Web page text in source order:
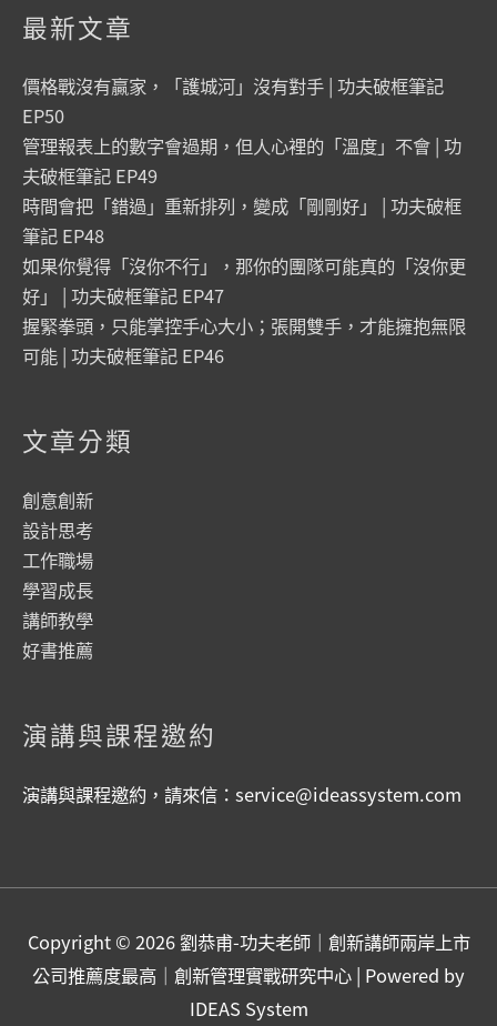
最新文章
價格戰沒有贏家，「護城河」沒有對手 | 功夫破框筆記
EP50
管理報表上的數字會過期，但人心裡的「溫度」不會 | 功
夫破框筆記 EP49
時間會把「錯過」重新排列，變成「剛剛好」 | 功夫破框
筆記 EP48
如果你覺得「沒你不行」，那你的團隊可能真的「沒你更
好」 | 功夫破框筆記 EP47
握緊拳頭，只能掌控手心大小；張開雙手，才能擁抱無限
可能 | 功夫破框筆記 EP46
文章分類
創意創新
設計思考
工作職場
學習成長
講師教學
好書推薦
演講與課程邀約
演講與課程邀約，請來信： service@ideassystem.com
Copyright © 2026 劉恭甫-功夫老師｜創新講師兩岸上市
公司推薦度最高｜創新管理實戰研究中心 | Powered by
IDEAS System